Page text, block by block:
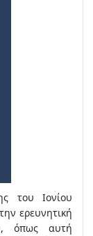
του Ιονίου
ερευνητική
όπως αυτή